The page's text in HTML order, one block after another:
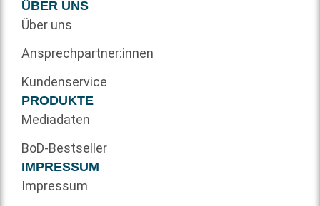
ÜBER UNS
Über uns
Ansprechpartner:innen
Kundenservice
PRODUKTE
Mediadaten
BoD-Bestseller
IMPRESSUM
Impressum